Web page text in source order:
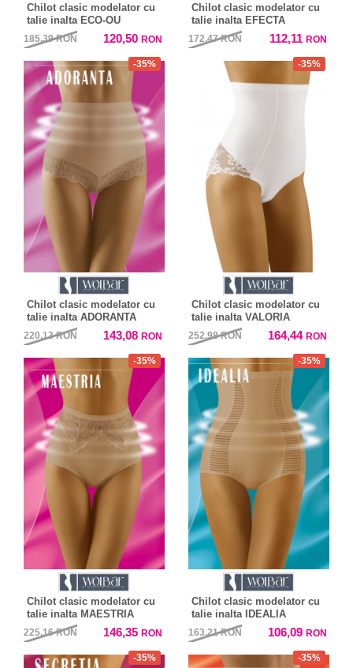
Chilot clasic modelator cu
talie inalta ECO-OU
185,39RON 120,50 RON
Chilot clasic modelator cu
talie inalta EFECTA
172,47RON 112,11 RON
-35%
Chilot clasic modelator cu
talie inalta ADORANTA
220,13RON 143,08 RON
-35%
Chilot clasic modelator cu
talie inalta VALORIA
252,98RON 164,44 RON
-35%
Chilot clasic modelator cu
talie inalta MAESTRIA
225,16RON 146,35 RON
-35%
Chilot clasic modelator cu
talie inalta IDEALIA
163,21RON 106,09 RON
-35% -35%